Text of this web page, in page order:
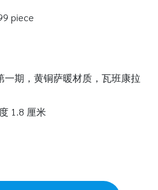
piece
一期，黄铜萨暖材质，瓦班康拉
1.8 厘米